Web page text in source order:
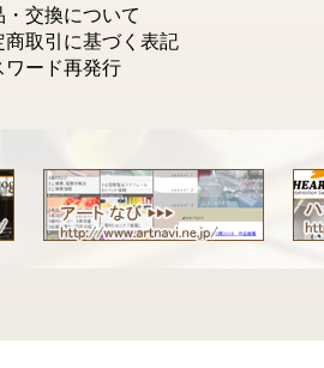
・交換について
商取引に基づく表記
ワード再発行